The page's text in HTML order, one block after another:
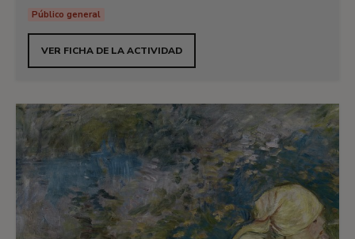
Público general
VER FICHA DE LA ACTIVIDAD